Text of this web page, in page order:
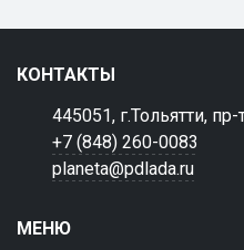
КОНТАКТЫ
445051, г.Тольятти, пр-
+7 (848) 260-0083
planeta@pdlada.ru
МЕНЮ